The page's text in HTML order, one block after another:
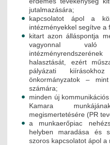
jutalmazására;
kapcsolatot ápol a
intézményekkel segítve a
kitart azon álláspontja
vagyonnal való
halasztását, ezért
pályázati
önkormányzatok –
számára;
minden új
Kamara
megismertetésére (PR
a munkaerőpiac
helyben maradása és
szoros kapcsolatot ápol a